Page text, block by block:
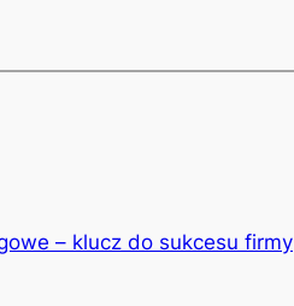
– klucz do sukcesu firmy